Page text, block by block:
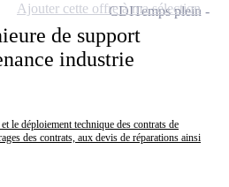
de support
industrie
le déploiement technique des contrats de
des contrats, aux devis de réparations ainsi
CDITemps plein
Ajouter cette offre à ma sélection